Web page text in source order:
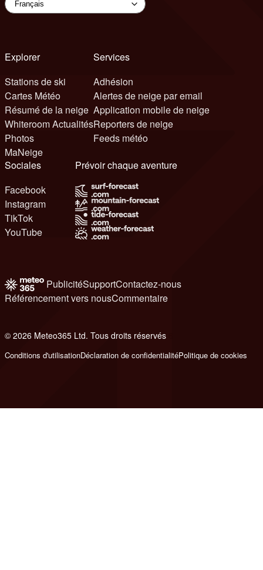
Explorer
Stations de ski
Cartes Météo
Résumé de la neige
Whiteroom Actualités
Photos
MaNeige
Services
Adhésion
Alertes de neige par email
Application mobile de neige
Reporters de neige
Feeds météo
Sociales
Facebook
Instagram
TikTok
YouTube
Prévoir chaque aventure
PublicitéSupportContactez-nous
Référencement vers nousCommentaire
© 2026 Meteo365 Ltd. Tous droits réservés
Conditions d'utilisationDéclaration de confidentialitéPolitique de cookies